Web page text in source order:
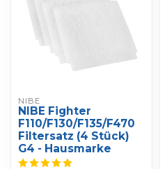
NIBE
NIBE Fighter
F110/F130/F135/F470
Filtersatz (4 Stück)
G4 - Hausmarke